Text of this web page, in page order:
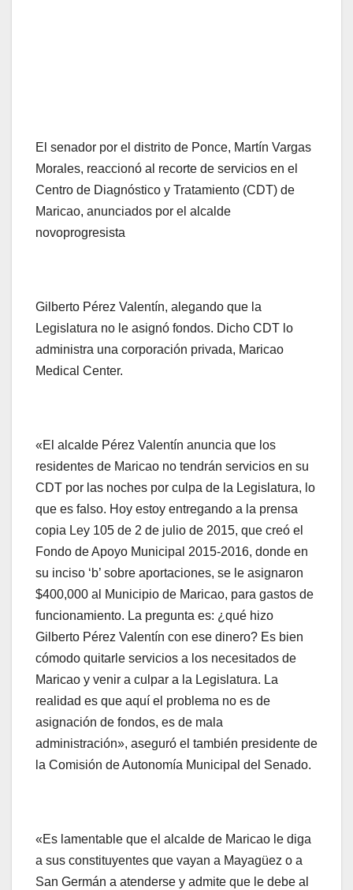
El senador por el distrito de Ponce, Martín Vargas
Morales, reaccionó al recorte de servicios en el
Centro de Diagnóstico y Tratamiento (CDT) de
Maricao, anunciados por el alcalde
novoprogresista
Gilberto Pérez Valentín, alegando que la
Legislatura no le asignó fondos. Dicho CDT lo
administra una corporación privada, Maricao
Medical Center.
«El alcalde Pérez Valentín anuncia que los
residentes de Maricao no tendrán servicios en su
CDT por las noches por culpa de la Legislatura, lo
que es falso. Hoy estoy entregando a la prensa
copia Ley 105 de 2 de julio de 2015, que creó el
Fondo de Apoyo Municipal 2015-2016, donde en
su inciso ‘b’ sobre aportaciones, se le asignaron
$400,000 al Municipio de Maricao, para gastos de
funcionamiento. La pregunta es: ¿qué hizo
Gilberto Pérez Valentín con ese dinero? Es bien
cómodo quitarle servicios a los necesitados de
Maricao y venir a culpar a la Legislatura. La
realidad es que aquí el problema no es de
asignación de fondos, es de mala
administración», aseguró el también presidente de
la Comisión de Autonomía Municipal del Senado.
«Es lamentable que el alcalde de Maricao le diga
a sus constituyentes que vayan a Mayagüez o a
San Germán a atenderse y admite que le debe al